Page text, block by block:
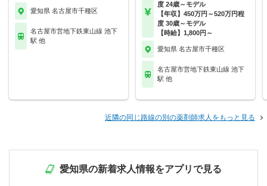
愛知県 名古屋市千種区
名古屋市営地下鉄東山線 池下
駅 他
度 24歳～モデル
【年収】450万円～520万円程
度 30歳～モデル
【時給】1,800円～
愛知県 名古屋市千種区
名古屋市営地下鉄東山線 池下
駅 他
近隣の同じ路線の別の薬剤師求人をもっと見る
愛知県の新着求人情報をアプリで見る